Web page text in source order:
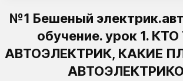
№1 Бешеный
обучение. урок 1.
АВТОЭЛЕКТРИК, КАКИЕ